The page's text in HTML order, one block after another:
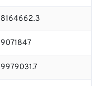
8164662.3
9071847
9979031.7